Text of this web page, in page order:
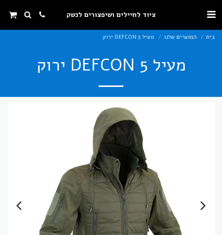
ציוד לחיילים ושיפצורים לנשק
בית המוצרים שלנו מעיל DEFCON 5 ירוק
מעיל DEFCON 5 ירוק